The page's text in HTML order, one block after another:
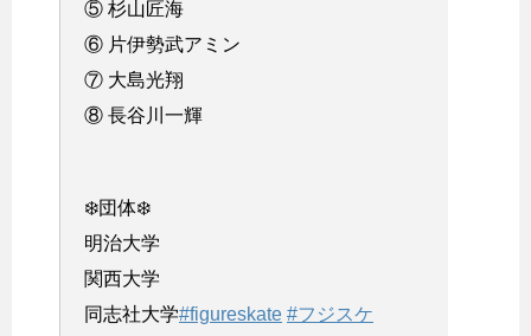
⑤ 杉山匠海
⑥ 片伊勢武アミン
⑦ 大島光翔
⑧ 長谷川一輝
❄️団体❄️
明治大学
関西大学
同志社大学#figureskate #フジスケ